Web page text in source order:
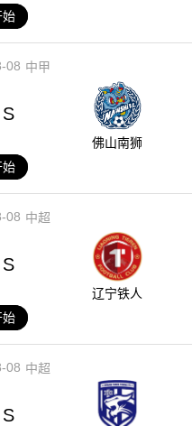
始
08 中甲
S
佛山南狮
始
08 中超
S
辽宁铁人
始
08 中超
S